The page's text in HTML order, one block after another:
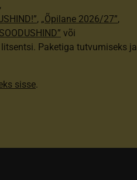
,
, „Õpilane 2026/27”,
või
litsentsi. Paketiga tutvumiseks ja
sisse.